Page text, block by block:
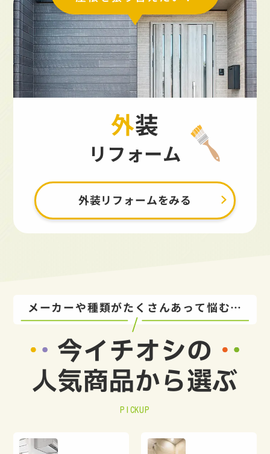
外装
リフォーム
外装リフォームをみる
メーカーや種類がたくさんあって悩む…
今イチオシの
人気商品から選ぶ
PICKUP